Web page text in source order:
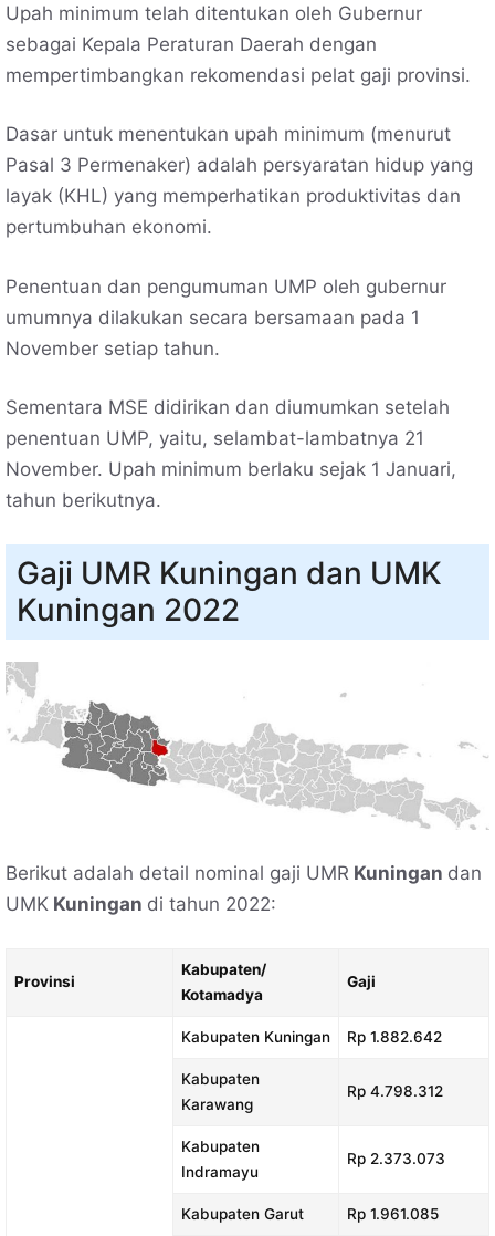
Upah minimum telah ditentukan oleh Gubernur
sebagai Kepala Peraturan Daerah dengan
mempertimbangkan rekomendasi pelat gaji provinsi.
Dasar untuk menentukan upah minimum (menurut
Pasal 3 Permenaker) adalah persyaratan hidup yang
layak (KHL) yang memperhatikan produktivitas dan
pertumbuhan ekonomi.
Penentuan dan pengumuman UMP oleh gubernur
umumnya dilakukan secara bersamaan pada 1
November setiap tahun.
Sementara MSE didirikan dan diumumkan setelah
penentuan UMP, yaitu, selambat-lambatnya 21
November. Upah minimum berlaku sejak 1 Januari,
tahun berikutnya.
Gaji UMR Kuningan dan UMK
Kuningan 2022
Berikut adalah detail nominal gaji UMR Kuningan dan
UMK Kuningan di tahun 2022:
Provinsi
Kabupaten/
Kotamadya
Gaji
Kabupaten Kuningan Rp 1.882.642
Kabupaten
Karawang
Rp 4.798.312
Kabupaten
Indramayu
Rp 2.373.073
Kabupaten Garut Rp 1.961.085